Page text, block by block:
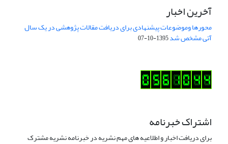
آخرین اخبار
محورها وموضوعات پیشنهادی برای دریافت مقالات پژوهشی در یک سال
آتی مشخص شد1395-10-07
اشتراک خبرنامه
برای دریافت اخبار و اطلاعیه های مهم نشریه در خبرنامه نشریه مشترک